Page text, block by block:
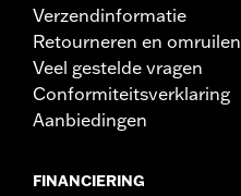
Verzendinformatie
Retourneren en omruilen
Veel gestelde vragen
Conformiteitsverklaring
Aanbiedingen
FINANCIERING